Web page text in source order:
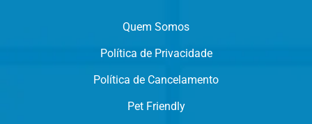
Quem Somos
Política de Privacidade
Política de Cancelamento
Pet Friendly